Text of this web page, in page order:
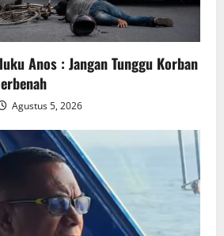
Anos : Jangan Tunggu Korban
Agustus 5, 2026